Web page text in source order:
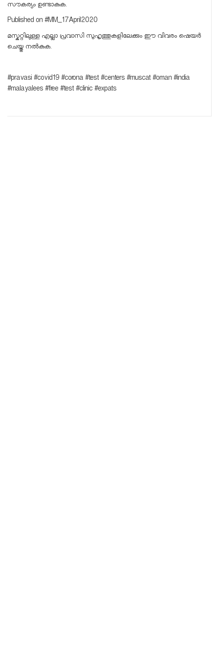
സൗകര്യം ഉണ്ടാകുക.
Published on #MM_17April2020
മസ്കറ്റിലുള്ള എല്ലാ പ്രവാസി സുഹൃത്തുകളിലേക്കും ഈ വിവരം ഷെയർ
ചെയ്തു നൽകുക.
#pravasi #covid19 #corona #test #centers #muscat #oman #india
#malayalees #free #test #clinic #expats